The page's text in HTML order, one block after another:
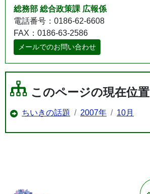
総務部 総合政策課 広報係
電話番号：0186-62-6608
FAX：0186-63-2586
メールでのお問い合わせ
このページの現在位置
ちいきの話題 2007年 10月